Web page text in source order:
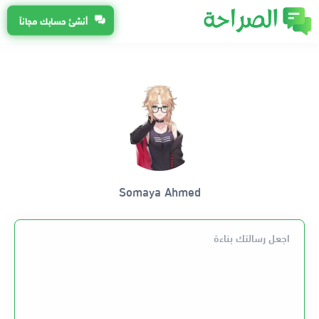
أنشئ حسابك مجاناً
Somaya Ahmed